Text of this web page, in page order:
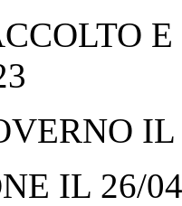
IL 26/